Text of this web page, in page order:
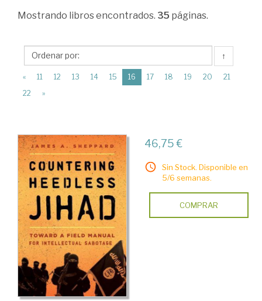
Ciencias
>
El
Islam
Relaciones
internacionales.
Conflictos
armados
Mostrando libros encontrados. 35 páginas.
↑
« 11 12 13 14 15 16 (current)
17 18 19 20
21
22
»
46,75 €
Sin Stock. Disponible en
5/6 semanas.
COMPRAR